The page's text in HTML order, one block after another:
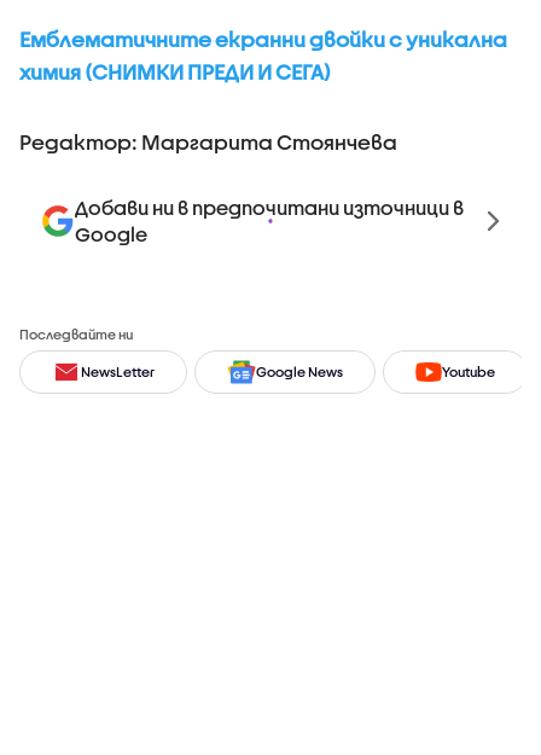
Емблематичните екранни двойки с уникална
химия (СНИМКИ ПРЕДИ И СЕГА)
Редактор: Маргарита Стоянчева
Добави ни в предпочитани източници в
Google
Последвайте ни
NewsLetter Google News Youtube